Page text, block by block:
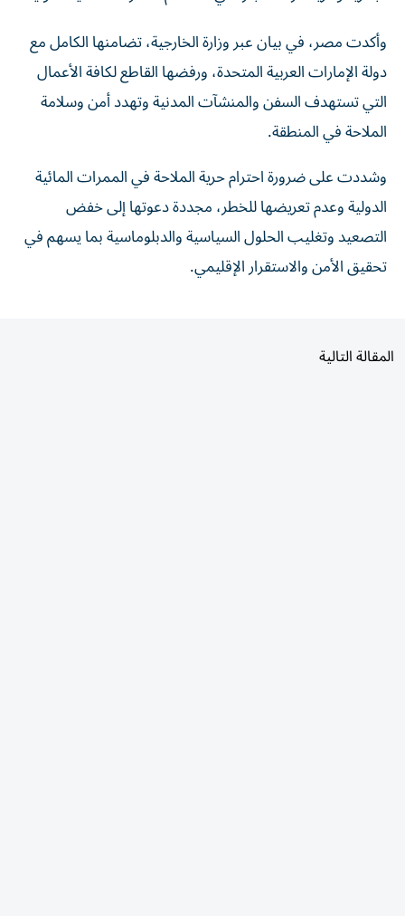
دولة الإمارات العربية المتحدة، ورفضها القاطع لكافة الأعمال
التي تستهدف السفن والمنشآت المدنية وتهدد أمن وسلامة
الملاحة في المنطقة.
الدولية وعدم تعريضها للخطر، مجددة دعوتها إلى خفض
التصعيد وتغليب الحلول السياسية والدبلوماسية بما يسهم في
تحقيق الأمن والاستقرار الإقليمي.